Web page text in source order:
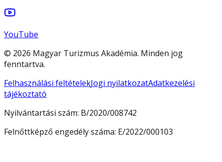
YouTube
© 2026 Magyar Turizmus Akadémia. Minden jog
fenntartva.
Felhasználási feltételekJogi nyilatkozatAdatkezelési
tájékoztató
Nyilvántartási szám: B/2020/008742
Felnőttképző engedély száma: E/2022/000103